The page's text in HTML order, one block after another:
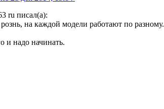
ru писал(а):
на каждой модели работают по разному.
и надо начинать.